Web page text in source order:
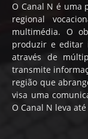
O Canal N é uma
regional
multimédia. O
produzir e editar
através de
transmite
região que
visa uma
O Canal N leva até